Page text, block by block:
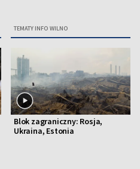
TEMATY INFO WILNO
Blok zagraniczny: Rosja,
Ukraina, Estonia